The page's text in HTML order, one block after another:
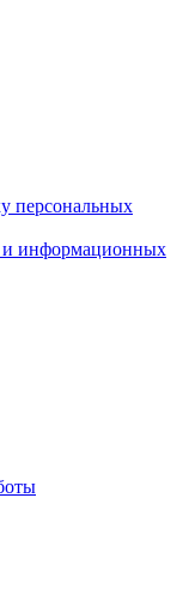
персональных
и информационных